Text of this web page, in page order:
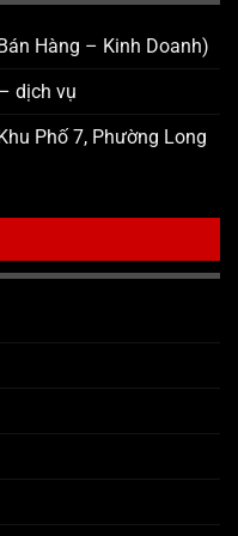
Hàng – Kinh Doanh)
dịch vụ
Phố 7, Phường Long